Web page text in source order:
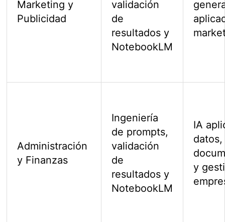
Marketing y
Publicidad
validación
de
resultados y
NotebookLM
Administración
y Finanzas
Ingeniería
de prompts,
validación
de
resultados y
NotebookLM
IA
datos,
y